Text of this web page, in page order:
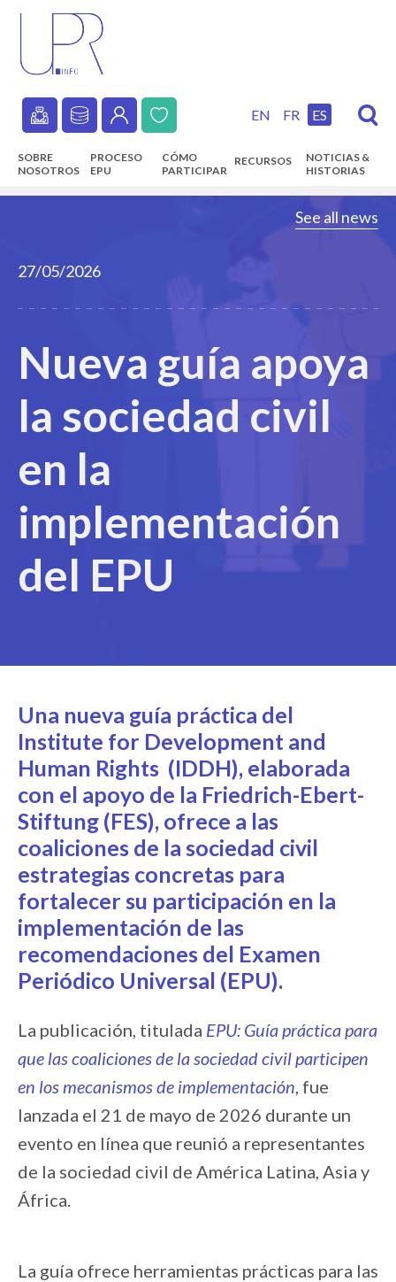
content
Secondary
navigation
EN FR ES
Main
SOBRE
NOSOTROS
PROCESO
EPU
CÓMO
PARTICIPAR
RECURSOS
NOTICIAS &
HISTORIAS
See all news
27/05/2026
Nueva guía apoya
la sociedad civil
en la
implementación
del EPU
Una nueva guía práctica del
Institute for Development and
Human Rights (IDDH), elaborada
con el apoyo de la Friedrich-Ebert-
Stiftung (FES), ofrece a las
coaliciones de la sociedad civil
estrategias concretas para
fortalecer su participación en la
implementación de las
recomendaciones del Examen
Periódico Universal (EPU).
La publicación, titulada EPU: Guía práctica para
que las coaliciones de la sociedad civil participen
en los mecanismos de implementación, fue
lanzada el 21 de mayo de 2026 durante un
evento en línea que reunió a representantes
de la sociedad civil de América Latina, Asia y
África.
La guía ofrece herramientas prácticas para las